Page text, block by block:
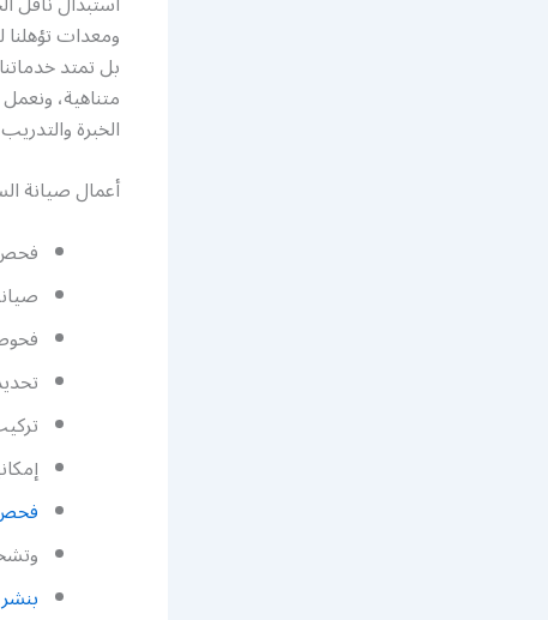
ومعدات
بل تمتد
متناهية،
الخبرة
أعمال صيانة
فحص